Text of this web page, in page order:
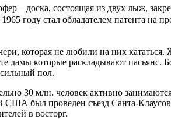
– доска, состоящая из двух лыж,
году стал обладателем патента на
которая не любили на них
дамы которые раскладывают пасьянс.
пол.
30 млн. человек активно
был проведен съезд Санта-
в восторг.